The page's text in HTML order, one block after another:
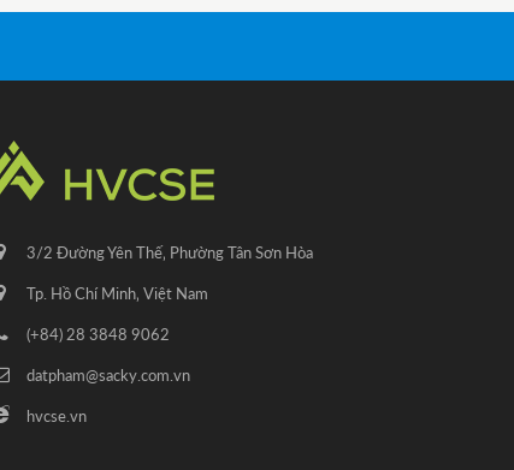
3/2 Đường Yên Thế‚ Phường Tân Sơn Hòa
Tp. Hồ Chí Minh‚ Việt Nam
(+84) 28 3848 9062
datpham@sacky.com.vn
hvcse.vn